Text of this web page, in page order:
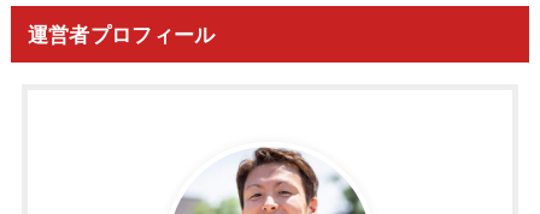
運営者プロフィール